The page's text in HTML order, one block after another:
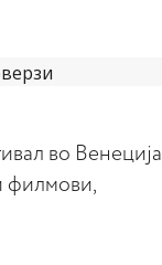
во Венеција
филмови,